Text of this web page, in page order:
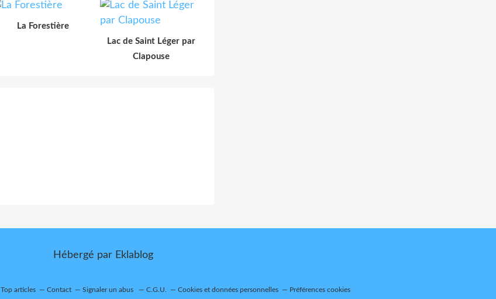
La Forestière
Lac de Saint Léger par
Clapouse
Hébergé par Eklablog
Top articles Contact Signaler un abus C.G.U. Cookies et données personnelles Préférences cookies